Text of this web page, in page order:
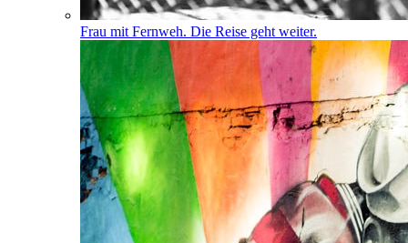
Frau mit Fernweh. Die Reise geht weiter.